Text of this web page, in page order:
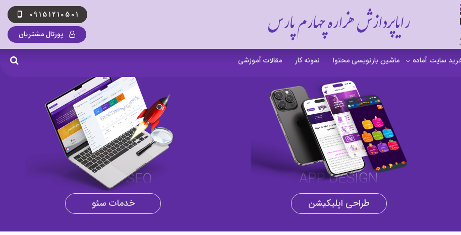
رایاپردازش هزاره چهارم پارس
09151210501
پورتال مشتریان
سایت آماده ماشین بازنویسی محتوا نمونه کار مقالات آموزشی
طراحی اپلیکیشن خدمات سئو